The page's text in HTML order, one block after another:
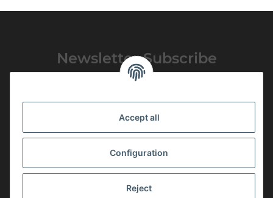
Accept all
Configuration
Reject
Newsletter Subscribe
Please email me the latest information on your product portfolio
any time.
Newsletter Subscribe